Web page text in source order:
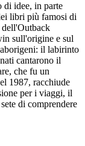
di idee, in parte
libri più famosi di
dell'Outback
sull'origine e sul
il labirinto
cantarono il
che fu un
1987, racchiude
per i viaggi, il
di comprendere